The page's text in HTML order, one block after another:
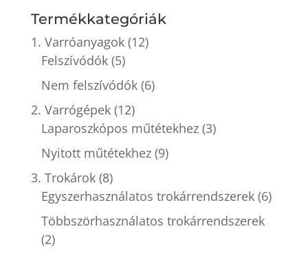
következőre:
Termékkategóriák
1. Varróanyagok (12)
Felszívódók (5)
Nem felszívódók (6)
2. Varrógépek (12)
Laparoszkópos műtétekhez (3)
Nyitott műtétekhez (9)
3. Trokárok (8)
Egyszerhasználatos trokárrendszerek (6)
Többszörhasználatos trokárrendszerek
(2)